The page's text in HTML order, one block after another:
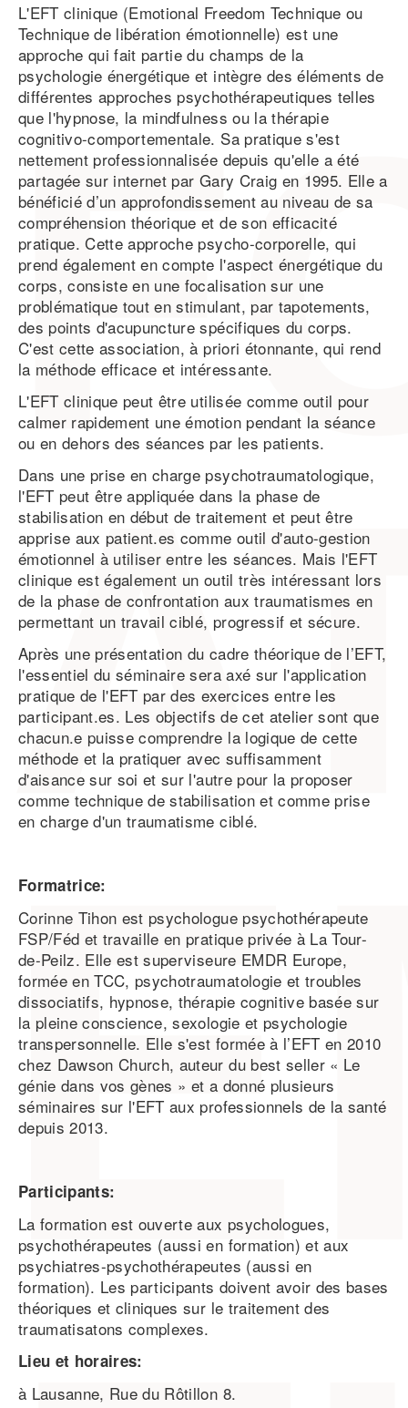
L'EFT clinique (Emotional Freedom Technique ou
Technique de libération émotionnelle) est une
approche qui fait partie du champs de la
psychologie énergétique et intègre des éléments de
différentes approches psychothérapeutiques telles
que l'hypnose, la mindfulness ou la thérapie
cognitivo-comportementale. Sa pratique s'est
nettement professionnalisée depuis qu'elle a été
partagée sur internet par Gary Craig en 1995. Elle a
bénéficié d’un approfondissement au niveau de sa
compréhension théorique et de son efficacité
pratique. Cette approche psycho-corporelle, qui
prend également en compte l'aspect énergétique du
corps, consiste en une focalisation sur une
problématique tout en stimulant, par tapotements,
des points d'acupuncture spécifiques du corps.
C'est cette association, à priori étonnante, qui rend
la méthode efficace et intéressante.
L'EFT clinique peut être utilisée comme outil pour
calmer rapidement une émotion pendant la séance
ou en dehors des séances par les patients.
Dans une prise en charge psychotraumatologique,
l'EFT peut être appliquée dans la phase de
stabilisation en début de traitement et peut être
apprise aux patient.es comme outil d'auto-gestion
émotionnel à utiliser entre les séances. Mais l'EFT
clinique est également un outil très intéressant lors
de la phase de confrontation aux traumatismes en
permettant un travail ciblé, progressif et sécure.
Après une présentation du cadre théorique de l’EFT,
l'essentiel du séminaire sera axé sur l'application
pratique de l'EFT par des exercices entre les
participant.es. Les objectifs de cet atelier sont que
chacun.e puisse comprendre la logique de cette
méthode et la pratiquer avec suffisamment
d'aisance sur soi et sur l'autre pour la proposer
comme technique de stabilisation et comme prise
en charge d'un traumatisme ciblé.
Formatrice:
Corinne Tihon est psychologue psychothérapeute
FSP/Féd et travaille en pratique privée à La Tour-
de-Peilz. Elle est superviseure EMDR Europe,
formée en TCC, psychotraumatologie et troubles
dissociatifs, hypnose, thérapie cognitive basée sur
la pleine conscience, sexologie et psychologie
transpersonnelle. Elle s'est formée à l’EFT en 2010
chez Dawson Church, auteur du best seller « Le
génie dans vos gènes » et a donné plusieurs
séminaires sur l'EFT aux professionnels de la santé
depuis 2013.
Participants:
La formation est ouverte aux psychologues,
psychothérapeutes (aussi en formation) et aux
psychiatres-psychothérapeutes (aussi en
formation). Les participants doivent avoir des bases
théoriques et cliniques sur le traitement des
traumatisatons complexes.
Lieu et horaires:
à Lausanne, Rue du Rôtillon 8.